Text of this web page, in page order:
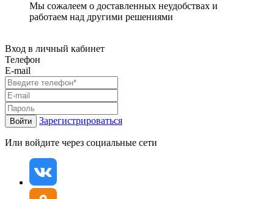
Мы сожалеем о доставленных неудобствах и
работаем над другими решениями
Вход в личный кабинет
Телефон
E-mail
Войти Зарегистрироваться
Или войдите через социальные сети